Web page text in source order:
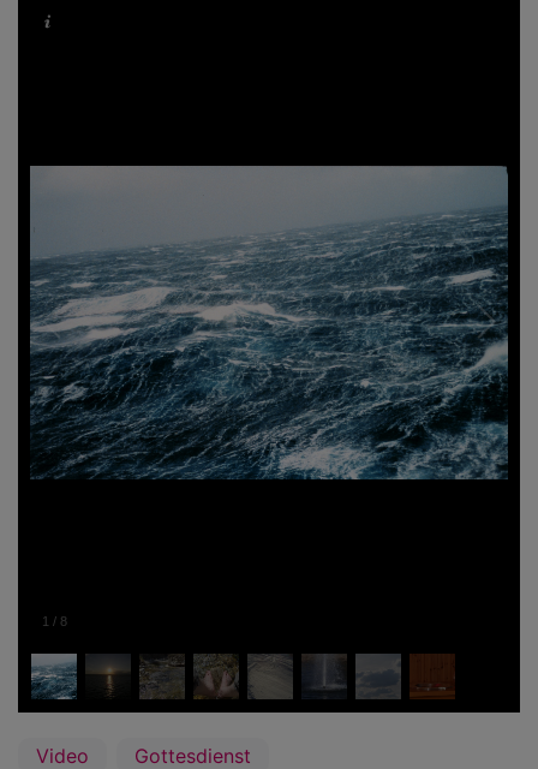
1 / 8
Video Gottesdienst